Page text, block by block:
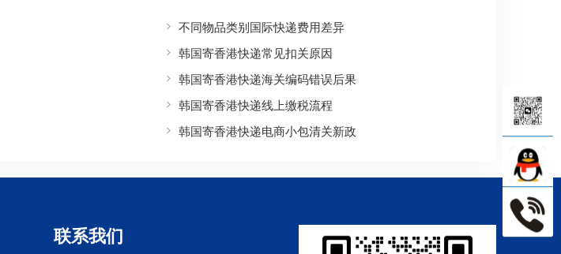
不同物品类别国际快递费用差异
韩国寄香港快递常见扣关原因
韩国寄香港快递海关编码错误后果
韩国寄香港快递线上缴税流程
韩国寄香港快递电商小包清关新政
联系我们